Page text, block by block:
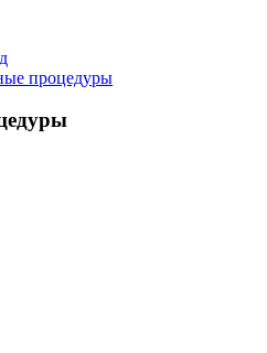
процедуры